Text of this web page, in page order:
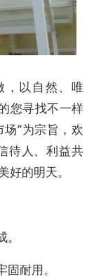
，以自然、唯
您寻找不一样
”为宗旨，欢
待人、利益共
的明天。
耐用。